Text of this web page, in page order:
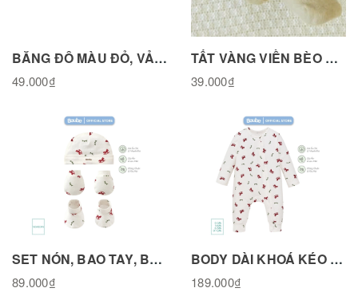
BĂNG ĐÔ MÀU ĐỎ, VẢI COTTON TỰ NHIÊN-BDQ1125REDCOT
49.000₫
TẤT VÀNG VIỀN BÈO BÉ GÁI CHẤT LIỆU COTTON TN011125YL
39.000₫
SET NÓN, BAO TAY, BAO CHÂN NGỰA GỖ COTTON TỰ NHIÊN BPK011125RH
89.000₫
BODY DÀI KHOÁ KÉO HOẠ TIẾT NGỰA GỖ, VẢI COTTON TỰ NHIÊN BL151125RH
189.000₫